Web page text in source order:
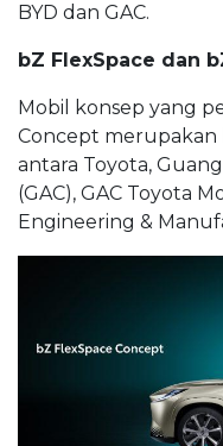
BYD dan GAC.
bZ FlexSpace dan
Mobil konsep yang
Concept merupakan
antara Toyota,
(GAC), GAC Toyota
Engineering &